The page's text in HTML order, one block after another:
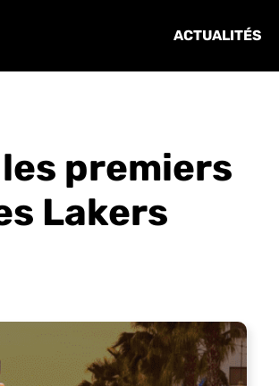
ACTUALITÉS
premiers
Lakers